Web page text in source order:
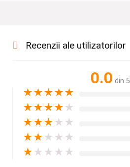
Recenzii ale utilizatorilor
0.0 din 5
★★★★★
★★★★ ★
★★★ ★ ★
★★ ★ ★ ★
★ ★ ★ ★ ★